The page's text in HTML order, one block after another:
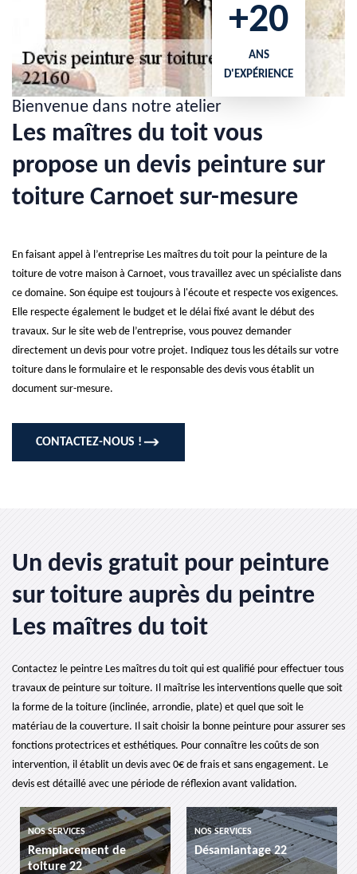
+20
ANS
D'EXPÉRIENCE
Bienvenue dans notre atelier
Les maîtres du toit vous
propose un devis peinture sur
toiture Carnoet sur-mesure
En faisant appel à l’entreprise Les maîtres du toit pour la peinture de la
toiture de votre maison à Carnoet, vous travaillez avec un spécialiste dans
ce domaine. Son équipe est toujours à l'écoute et respecte vos exigences.
Elle respecte également le budget et le délai fixé avant le début des
travaux. Sur le site web de l’entreprise, vous pouvez demander
directement un devis pour votre projet. Indiquez tous les détails sur votre
toiture dans le formulaire et le responsable des devis vous établit un
document sur-mesure.
CONTACTEZ-NOUS !
Un devis gratuit pour peinture
sur toiture auprès du peintre
Les maîtres du toit
Contactez le peintre Les maîtres du toit qui est qualifié pour effectuer tous
travaux de peinture sur toiture. Il maîtrise les interventions quelle que soit
la forme de la toiture (inclinée, arrondie, plate) et quel que soit le
matériau de la couverture. Il sait choisir la bonne peinture pour assurer ses
fonctions protectrices et esthétiques. Pour connaître les coûts de son
intervention, il établit un devis avec 0€ de frais et sans engagement. Le
devis est détaillé avec une période de réflexion avant validation.
NOS SERVICES
Remplacement de
toiture 22
NOS SERVICES
Désamiantage 22